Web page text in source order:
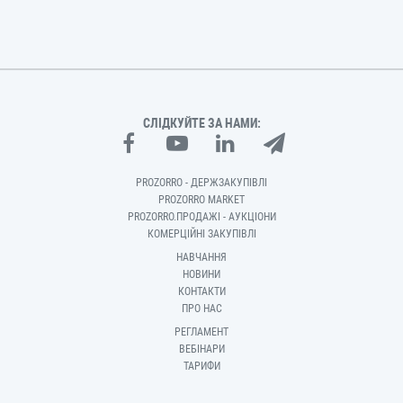
СЛІДКУЙТЕ ЗА НАМИ:
PROZORRO - ДЕРЖЗАКУПІВЛІ
PROZORRO MARKET
PROZORRO.ПРОДАЖІ - АУКЦІОНИ
КОМЕРЦІЙНІ ЗАКУПІВЛІ
НАВЧАННЯ
НОВИНИ
КОНТАКТИ
ПРО НАС
РЕГЛАМЕНТ
ВЕБІНАРИ
ТАРИФИ